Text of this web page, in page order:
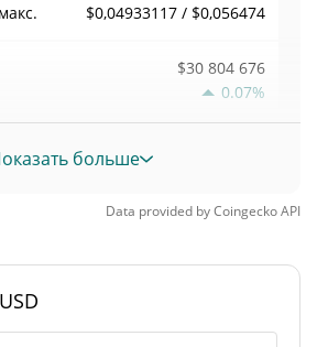
$0,04933117 / $0,056474
$30 804 676
0.07%
больше
Data provided byCoingeckoAPI